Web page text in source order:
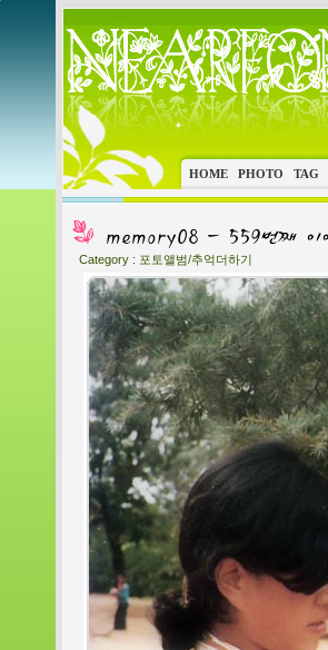
HOME PHOTO TAG
Category : 포토앨범/추억더하기